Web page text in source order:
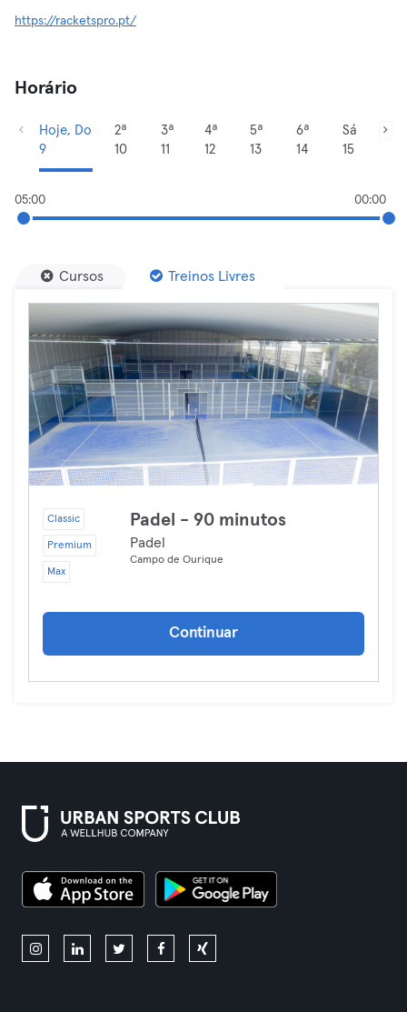
https://racketspro.pt/
Horário
Hoje, Do
9
2ª
10
3ª
11
4ª
12
5ª
13
6ª
14
Sá
15
05:00 00:00
Cursos Treinos Livres
Classic
Premium
Max
Padel - 90 minutos
Padel
Campo de Ourique
Continuar